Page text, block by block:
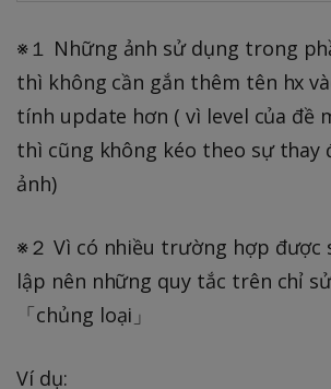
※１ Những ảnh sử dụng trong
thì không cần gắn thêm tên hx
tính update hơn ( vì level của đề
thì cũng không kéo theo sự thay
ảnh)
※２ Vì có nhiều trường hợp được
lập nên những quy tắc trên chỉ
「chủng loại」
Ví dụ: